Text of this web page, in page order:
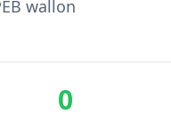
wallon
0